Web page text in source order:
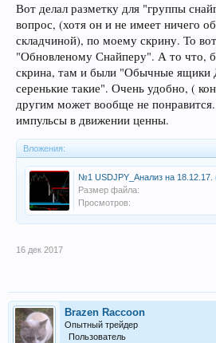
Вот делал разметку для "группы
вопрос, (хотя он и не имеет ничего
складчиной), по моему скрину. То
"Обновленому Снайперу". А то что,
скрина, там и были "Обычные ящики
серенькие такие". Очень удобно, (
другим может вообще не
импульсы в движении ценны.
Вложения:
Размер файла:
Просмотров:
16 дек 2017
Brazen Raccoon
Опытный трейдер
Пользователь